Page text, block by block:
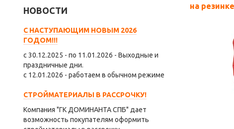
НОВОСТИ
С НАСТУПАЮЩИМ НОВЫМ 2026
ГОДОМ!!!
с 30.12.2025 - по 11.01.2026 - Выходные и
праздничные дни.
с 12.01.2026 - работаем в обычном режиме
СТРОЙМАТЕРИАЛЫ В РАССРОЧКУ!
Компания "ГК ДОМИНАНТА СПБ" дает
возможность покупателям оформить
на резинке